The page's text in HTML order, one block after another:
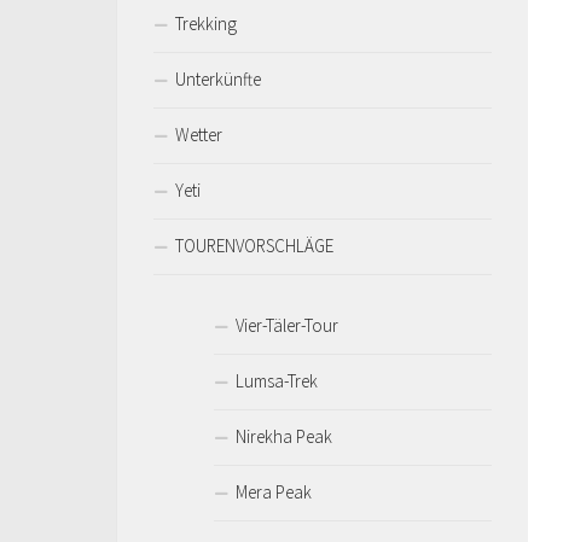
Trekking
Unterkünfte
Wetter
Yeti
TOURENVORSCHLÄGE
Vier-Täler-Tour
Lumsa-Trek
Nirekha Peak
Mera Peak